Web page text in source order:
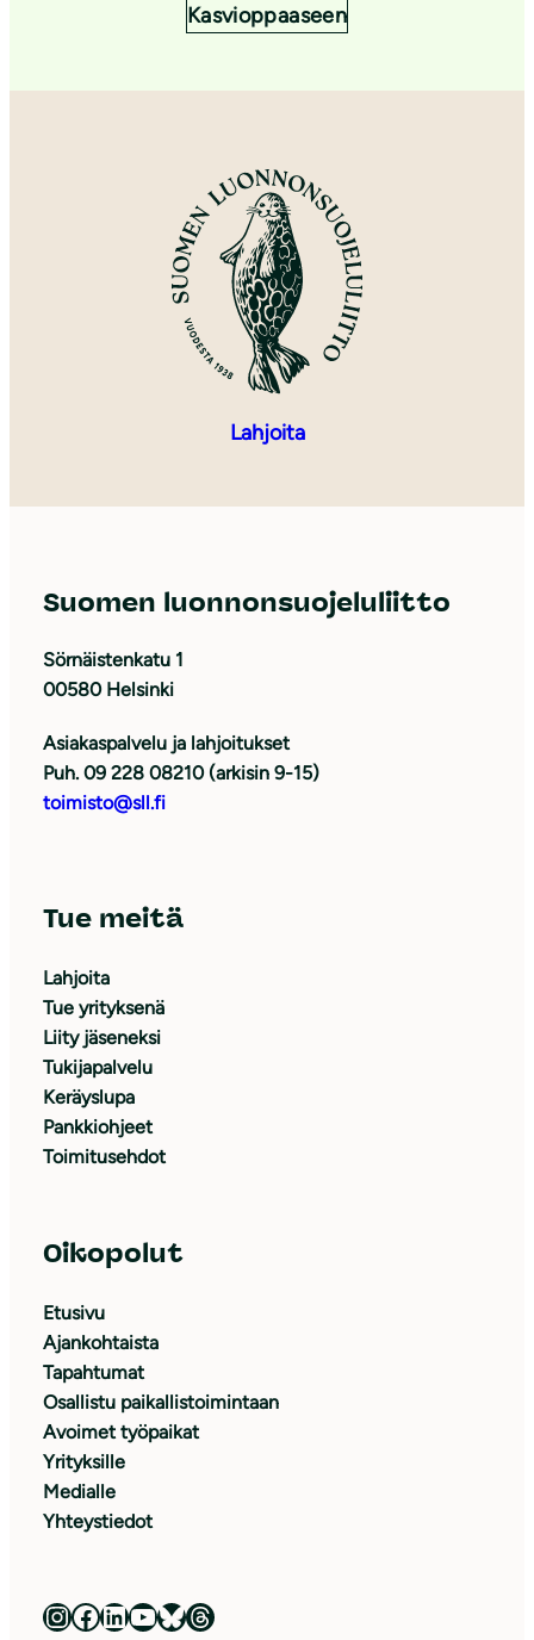
Kasvioppaaseen
Lahjoita
Suomen luonnonsuojeluliitto
Sörnäistenkatu 1
00580 Helsinki
Asiakaspalvelu ja lahjoitukset
Puh. 09 228 08210 (arkisin 9-15)
toimisto@sll.fi
Tue meitä
Lahjoita
Tue yrityksenä
Liity jäseneksi
Tukijapalvelu
Keräyslupa
Pankkiohjeet
Toimitusehdot
Oikopolut
Etusivu
Ajankohtaista
Tapahtumat
Osallistu paikallistoimintaan
Avoimet työpaikat
Yrityksille
Medialle
Yhteystiedot
Luonnonsuojeluliitto Instagramissa Luonnonsuojeluliitto Facebookissa Luonnonsuojeluliitto LinkedInissä Luonnonsuojeluliiton YouTube-kanava Luonnonsuojeluliitto Blueskyssa Luonnonsuojeluliitto Threadsissa